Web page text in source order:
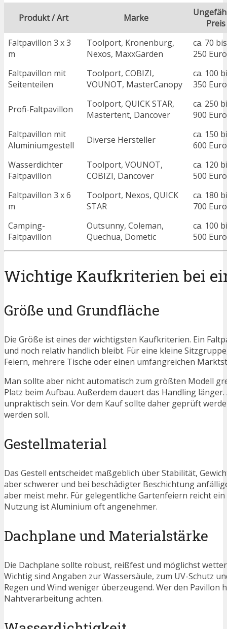
Produkt / Art Marke
Preis
Faltpavillon 3 x 3
m
Toolport, Kronenburg,
Nexos, MaxxGarden
ca. 70 bis
250 Euro
Faltpavillon mit
Seitenteilen
Toolport, COBIZI,
VOUNOT, MasterCanopy
ca. 100
350 Euro
Profi-Faltpavillon
Toolport, QUICK STAR,
Mastertent, Dancover
ca. 250
900 Euro
Faltpavillon mit
Aluminiumgestell
Diverse Hersteller
ca. 150
600 Euro
Wasserdichter
Faltpavillon
Toolport, VOUNOT,
COBIZI, Dancover
ca. 120
500 Euro
Faltpavillon 3 x 6
m
Toolport, Nexos, QUICK
STAR
ca. 180
700 Euro
Camping-
Faltpavillon
Outsunny, Coleman,
Quechua, Dometic
ca. 100
500 Euro
Wichtige Kaufkriterien bei
Größe und Grundfläche
Die Größe ist eines der wichtigsten Kaufkriterien. Ein
und noch relativ handlich bleibt. Für eine kleine
Feiern, mehrere Tische oder einen umfangreichen
Man sollte aber nicht automatisch zum größten Modell
Platz beim Aufbau. Außerdem dauert das Handling
unpraktisch sein. Vor dem Kauf sollte daher geprüft
werden soll.
Gestellmaterial
Das Gestell entscheidet maßgeblich über Stabilität,
aber schwerer und bei beschädigter Beschichtung
aber meist mehr. Für gelegentliche Gartenfeiern reicht
Nutzung ist Aluminium oft angenehmer.
Dachplane und Materialstärke
Die Dachplane sollte robust, reißfest und möglichst
Wichtig sind Angaben zur Wassersäule, zum UV-Schutz
Regen und Wind weniger überzeugend. Wer den
Nahtverarbeitung achten.